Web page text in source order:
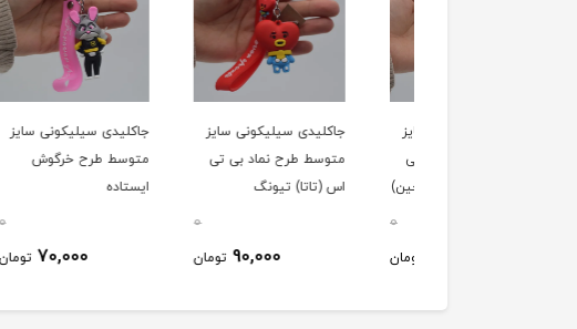
جاکلیدی سیلیکونی سایز
متوسط طرح نماد بی تی
اس (تاتا) تیونگ
تومان
جاکلیدی سیلیکونی سایز
متوسط طرح خرگوش
تومان